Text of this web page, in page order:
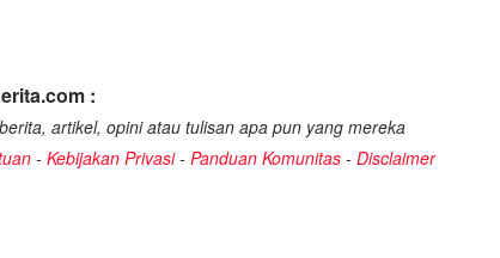
:
artikel, opini atau tulisan apa pun yang mereka
- Kebijakan Privasi- Panduan Komunitas - Disclaimer